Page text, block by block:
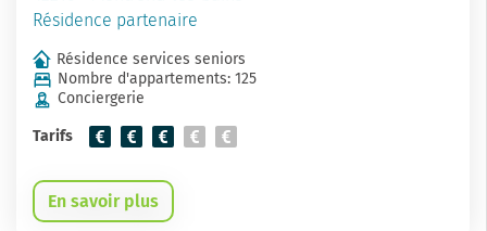
Résidence partenaire
Résidence services seniors
Nombre d'appartements: 125
Conciergerie
Tarifs
En savoir plus